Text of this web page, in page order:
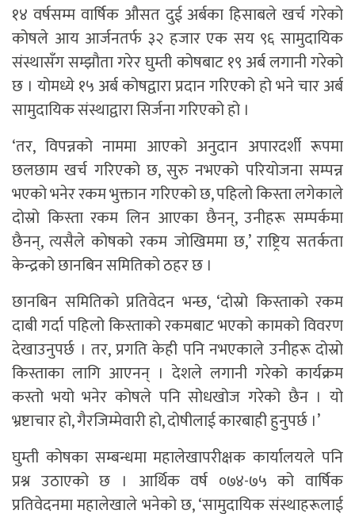
१४ वर्षसम्म वार्षिक औसत दुई अर्बका हिसाबले खर्च गरेको
कोषले आय आर्जनतर्फ ३२ हजार एक सय ९६ सामुदायिक
संस्थासँग सम्झौता गरेर घुम्ती कोषबाट १९ अर्ब लगानी गरेको
छ । योमध्ये १५ अर्ब कोषद्वारा प्रदान गरिएको हो भने चार अर्ब
सामुदायिक संस्थाद्वारा सिर्जना गरिएको हो ।
‘तर, विपन्नको नाममा आएको अनुदान अपारदर्शी रूपमा
छलछाम खर्च गरिएको छ, सुरु नभएको परियोजना सम्पन्न
भएको भनेर रकम भुक्तान गरिएको छ, पहिलो किस्ता लगेकाले
दोस्रो किस्ता रकम लिन आएका छैनन्, उनीहरू सम्पर्कमा
छैनन्, त्यसैले कोषको रकम जोखिममा छ,’ राष्ट्रिय सतर्कता
केन्द्रको छानबिन समितिको ठहर छ ।
छानबिन समितिको प्रतिवेदन भन्छ, ‘दोस्रो किस्ताको रकम
दाबी गर्दा पहिलो किस्ताको रकमबाट भएको कामको विवरण
देखाउनुपर्छ । तर, प्रगति केही पनि नभएकाले उनीहरू दोस्रो
किस्ताका लागि आएनन् । देशले लगानी गरेको कार्यक्रम
कस्तो भयो भनेर कोषले पनि सोधखोज गरेको छैन । यो
भ्रष्टाचार हो, गैरजिम्मेवारी हो, दोषीलाई कारबाही हुनुपर्छ ।’
घुम्ती कोषका सम्बन्धमा महालेखापरीक्षक कार्यालयले पनि
प्रश्न उठाएको छ । आर्थिक वर्ष ०७४-७५ को वार्षिक
प्रतिवेदनमा महालेखाले भनेको छ, ‘सामुदायिक संस्थाहरूलाई